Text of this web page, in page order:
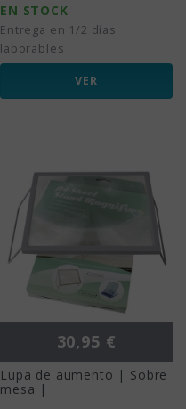
EN STOCK
Entrega en 1/2 días
laborables
VER
Precio
30,95 €
Lupa de aumento | Sobre
mesa |